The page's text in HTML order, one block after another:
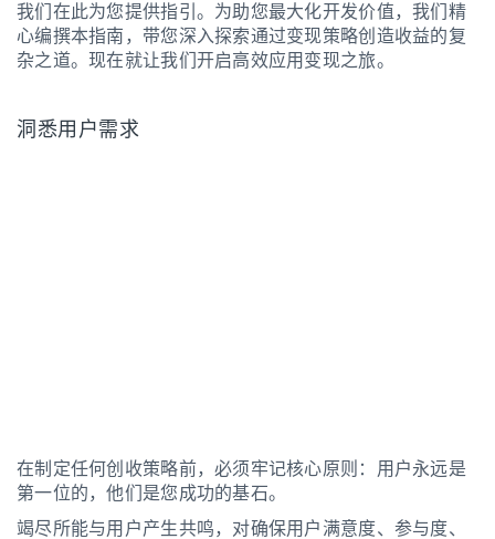
我们在此为您提供指引。为助您最大化开发价值，我们精
心编撰本指南，带您深入探索通过变现策略创造收益的复
杂之道。现在就让我们开启高效应用变现之旅。
洞悉用户需求
在制定任何创收策略前，必须牢记核心原则：用户永远是
第一位的，他们是您成功的基石。
竭尽所能与用户产生共鸣，对确保用户满意度、参与度、